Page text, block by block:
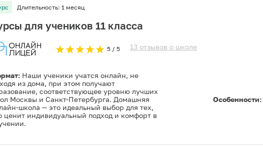
Длительность: 1 месяц
для учеников 11 класса
5 / 5 13 отзывов о школе
Наши ученики учатся онлайн, не
из дома, при этом получают
соответствующее уровню лучших
Москвы и Санкт-Петербурга. Домашняя
школа — это идеальный выбор для тех,
ценит индивидуальный подход и комфорт в
Особенности: